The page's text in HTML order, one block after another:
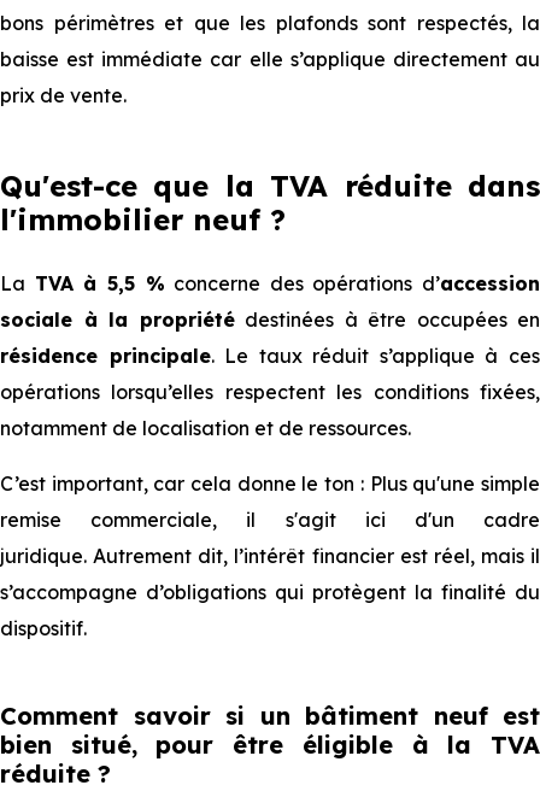
bons périmètres et que les plafonds sont respectés, la
baisse est immédiate car elle s’applique directement au
prix de vente.
Qu'est-ce que la TVA réduite dans
l'immobilier neuf ?
La TVA à 5,5 % concerne des opérations d’accession
sociale à la propriétédestinées à être occupées en
résidence principale. Le taux réduit s’applique à ces
opérations lorsqu’elles respectent les conditions fixées,
notamment de localisation et de ressources.
C’est important, car cela donne le ton : Plus qu'une simple
remise commerciale, il s'agit ici d'un cadre
juridique. Autrement dit, l’intérêt financier est réel, mais il
s’accompagne d’obligations qui protègent la finalité du
dispositif.
Comment savoir si un bâtiment neuf est
bien situé, pour être éligible à la TVA
réduite ?